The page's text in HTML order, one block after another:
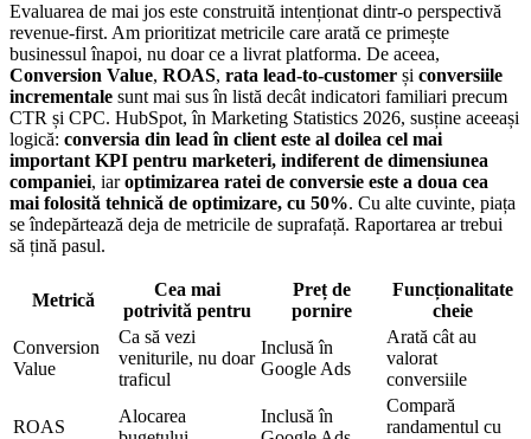
Evaluarea de mai jos este construită intenționat dintr-o perspectivă
revenue-first. Am prioritizat metricile care arată ce primește
businessul înapoi, nu doar ce a livrat platforma. De aceea,
Conversion Value, ROAS, rata lead-to-customer și conversiile
incrementale sunt mai sus în listă decât indicatori familiari precum
CTR și CPC. HubSpot, în Marketing Statistics 2026, susține aceeași
logică: conversia din lead în client este al doilea cel mai
important KPI pentru marketeri, indiferent de dimensiunea
companiei, iaroptimizarea ratei de conversie este a doua cea
mai folosită tehnică de optimizare, cu 50%. Cu alte cuvinte, piața
se îndepărtează deja de metricile de suprafață. Raportarea ar trebui
să țină pasul.
Metrică
Cea mai
potrivită pentru
Preț de
pornire
Funcționalitate
cheie
Conversion
Value
Ca să vezi
veniturile, nu doar
traficul
Inclusă în
Google Ads
Arată cât au
valorat
conversiile
ROAS
Alocarea
Inclusă în
Compară
randamentul cu